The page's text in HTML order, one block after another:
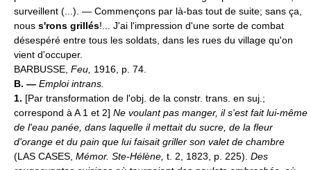
surveillent (...). — Commençons par là-bas tout de suite; sans ça,
nous s'rons grillés!... J'ai l'impression d'une sorte de combat
désespéré entre tous les soldats, dans les rues du village qu'on
vient d'occuper.
BARBUSSE, Feu, 1916, p. 74.
B. — Emploi intrans.
1. [Par transformation de l'obj. de la constr. trans. en suj.;
correspond à A 1 et 2] Ne voulant pas manger, il s'est fait lui-même
de l'eau panée, dans laquelle il mettait du sucre, de la fleur
d'orange et du pain que lui faisait griller son valet de chambre
(LAS CASES, Mémor. Ste-Hélène, t. 2, 1823, p. 225). Des